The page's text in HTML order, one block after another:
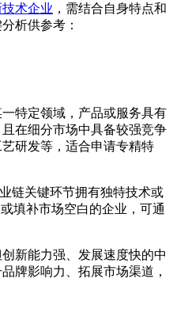
术企业 ，需结合自身特点和
析供参考：
特定领域，产品或服务具有
在细分市场中具备较强竞争
研发等，适合申请专精特
链关键环节拥有独特技术或
填补市场空白的企业，可通
新能力强、发展速度快的中
牌影响力、拓展市场渠道，